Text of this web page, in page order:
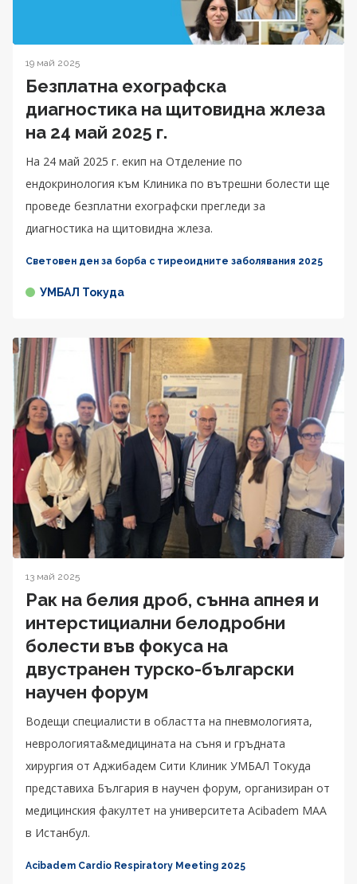
19 май 2025
Безплатна ехографска
диагностика на щитовидна жлеза
на 24 май 2025 г.
На 24 май 2025 г. екип на Отделение по
ендокринология към Клиника по вътрешни болести ще
проведе безплатни ехографски прегледи за
диагностика на щитовидна жлеза.
Световен ден за борба с тиреоидните заболявания 2025
УМБАЛ Токуда
13 май 2025
Рак на белия дроб, сънна апнея и
интерстициални белодробни
болести във фокуса на
двустранен турско-български
научен форум
Водещи специалисти в областта на пневмологията,
неврологията&медицината на съня и гръдната
хирургия от Аджибадем Сити Клиник УМБАЛ Токуда
представиха България в научен форум, организиран от
медицинския факултет на университета Acibadem MAA
в Истанбул.
Acibadem Cardio Respiratory Meeting 2025